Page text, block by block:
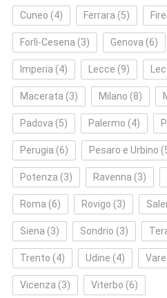
Cuneo (4) Ferrara (5)
Forlì‑Cesena (3) Genova (6)
Imperia (4) Lecce (9)
Macerata (3) Milano (8)
Padova (5) Palermo (4)
Perugia (6) Pesaro e Urbino
Potenza (3) Ravenna (3)
Roma (6) Rovigo (3)
Siena (3) Sondrio (3)
Trento (4) Udine (4)
Vicenza (3) Viterbo (6)